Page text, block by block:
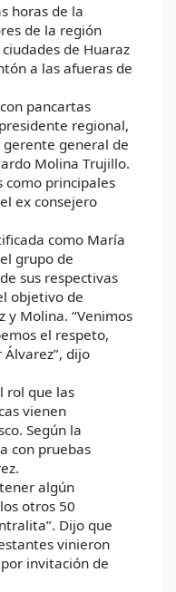
horas de la
de la región
de Huaraz
a las afueras de
pancartas
regional,
gerente general de
Molina Trujillo.
como principales
ex consejero
como María
grupo de
sus respectivas
objetivo de
y Molina. “Venimos
el respeto,
dijo
rol que las
vienen
Según la
con pruebas
algún
otros 50
Dijo que
vinieron
invitación de